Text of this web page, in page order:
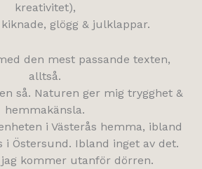
kreativitet),
glögg & julklappar.
den mest passande texten,
alltså.
så. Naturen ger mig trygghet &
hemmakänsla.
i Västerås hemma, ibland
Östersund. Ibland inget av det.
kommer utanför dörren.